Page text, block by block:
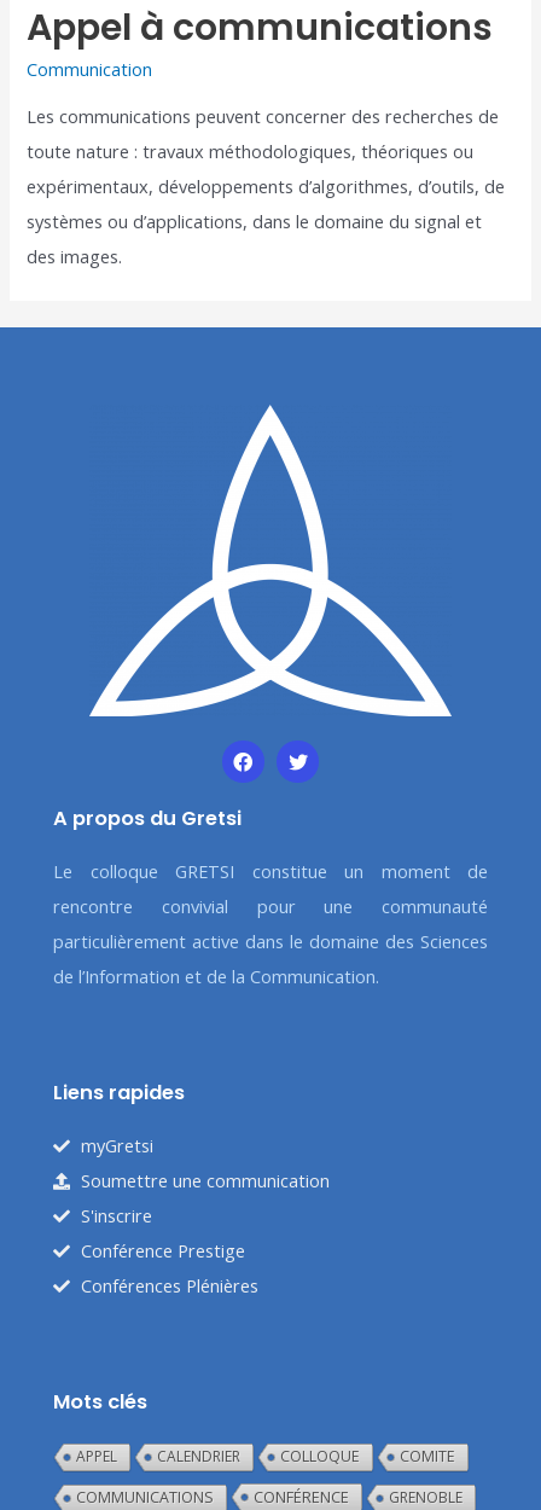
Appel à communications
Communication
Les communications peuvent concerner des recherches de
toute nature : travaux méthodologiques, théoriques ou
expérimentaux, développements d’algorithmes, d’outils, de
systèmes ou d’applications, dans le domaine du signal et
des images.
A propos du Gretsi
Le colloque GRETSI constitue un moment de
rencontre convivial pour une communauté
particulièrement active dans le domaine des Sciences
de l’Information et de la Communication.
Liens rapides
myGretsi
Soumettre une communication
S'inscrire
Conférence Prestige
Conférences Plénières
Mots clés
APPEL CALENDRIER COLLOQUE
COMITE
COMMUNICATIONS
CONFÉRENCE GRENOBLE